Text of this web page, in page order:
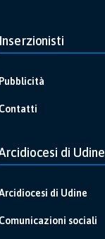
Inserzionisti
Pubblicità
Contatti
di Udine
di Udine
Comunicazioni sociali